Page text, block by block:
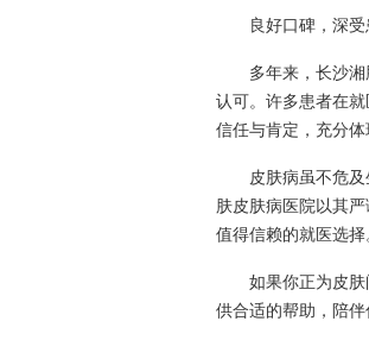
良好口碑，深
多年来，长沙
认可。许多患者在
信任与肯定，充分体
皮肤病虽不危
肤皮肤病医院以其
值得信赖的就医选择
如果你正为皮
供合适的帮助，陪伴